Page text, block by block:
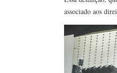
associado aos